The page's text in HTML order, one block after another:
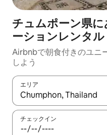
チュムポーン県
ーションレンタル
Airbnbで朝食付きのユニ
しよう
エリア
検索結果が表示されたら
チェックイン